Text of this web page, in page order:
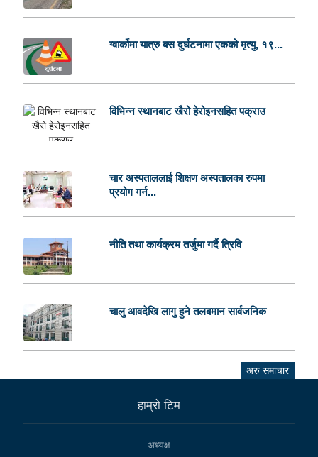
ग्वार्कोमा यात्रु बस दुर्घटनामा एकको मृत्यु, १९...
विभिन्न स्थानबाट खैरो हेरोइनसहित पक्राउ
चार अस्पताललाई शिक्षण अस्पतालका रुपमा
प्रयोग गर्न...
नीति तथा कार्यक्रम तर्जुमा गर्दै त्रिवि
चालु आवदेखि लागु हुने तलबमान सार्वजनिक
अरु समाचार
हाम्राे टिम
अध्यक्ष